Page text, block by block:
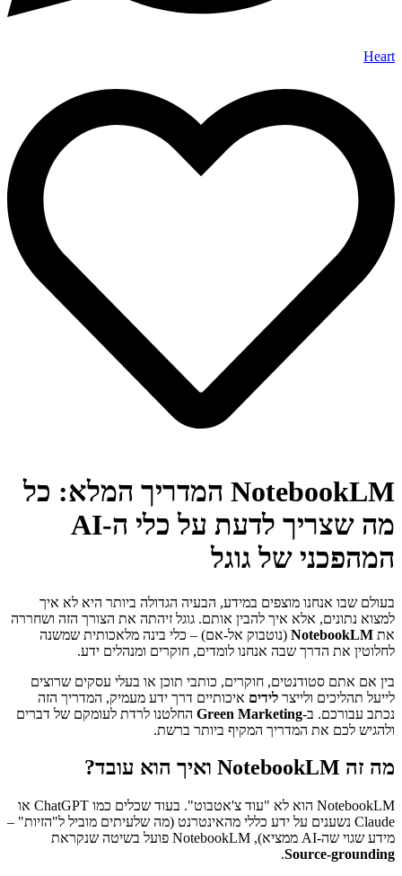
Heart
NotebookLM המדריך המלא: כל
מה שצריך לדעת על כלי ה-AI
המהפכני של גוגל
בעולם שבו אנחנו מוצפים במידע, הבעיה הגדולה ביותר היא לא איך
למצוא נתונים, אלא איך להבין אותם. גוגל זיהתה את הצורך הזה ושחררה
את NotebookLM (נוטבוק אל-אם) – כלי בינה מלאכותית שמשנה
לחלוטין את הדרך שבה אנחנו לומדים, חוקרים ומנהלים ידע.
בין אם אתם סטודנטים, חוקרים, כותבי תוכן או בעלי עסקים שרוצים
לייעל תהליכים ולייצר לידים איכותיים דרך ידע מעמיק, המדריך הזה
נכתב עבורכם. ב-Green Marketing החלטנו לרדת לעומקם של דברים
ולהגיש לכם את המדריך המקיף ביותר ברשת.
מה זה NotebookLM ואיך הוא עובד?
NotebookLM הוא לא "עוד צ'אטבוט". בעוד שכלים כמו ChatGPT או
Claude נשענים על ידע כללי מהאינטרנט (מה שלעיתים מוביל ל"הזיות" –
מידע שגוי שה-AI ממציא), NotebookLM פועל בשיטה שנקראת
Source-grounding
.